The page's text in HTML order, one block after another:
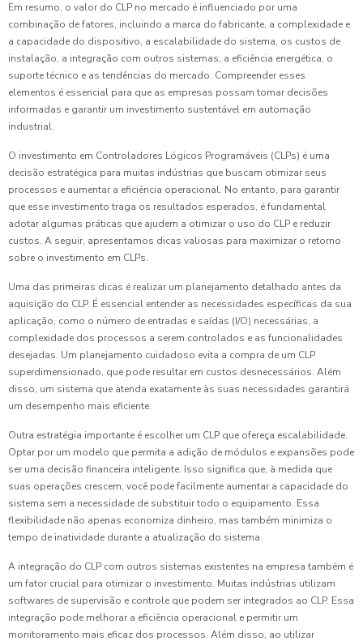
Em resumo, o valor do CLP no mercado é influenciado por uma
combinação de fatores, incluindo a marca do fabricante, a complexidade e
a capacidade do dispositivo, a escalabilidade do sistema, os custos de
instalação, a integração com outros sistemas, a eficiência energética, o
suporte técnico e as tendências do mercado. Compreender esses
elementos é essencial para que as empresas possam tomar decisões
informadas e garantir um investimento sustentável em automação
industrial.
O investimento em Controladores Lógicos Programáveis (CLPs) é uma
decisão estratégica para muitas indústrias que buscam otimizar seus
processos e aumentar a eficiência operacional. No entanto, para garantir
que esse investimento traga os resultados esperados, é fundamental
adotar algumas práticas que ajudem a otimizar o uso do CLP e reduzir
custos. A seguir, apresentamos dicas valiosas para maximizar o retorno
sobre o investimento em CLPs.
Uma das primeiras dicas é realizar um planejamento detalhado antes da
aquisição do CLP. É essencial entender as necessidades específicas da sua
aplicação, como o número de entradas e saídas (I/O) necessárias, a
complexidade dos processos a serem controlados e as funcionalidades
desejadas. Um planejamento cuidadoso evita a compra de um CLP
superdimensionado, que pode resultar em custos desnecessários. Além
disso, um sistema que atenda exatamente às suas necessidades garantirá
um desempenho mais eficiente.
Outra estratégia importante é escolher um CLP que ofereça escalabilidade.
Optar por um modelo que permita a adição de módulos e expansões pode
ser uma decisão financeira inteligente. Isso significa que, à medida que
suas operações crescem, você pode facilmente aumentar a capacidade do
sistema sem a necessidade de substituir todo o equipamento. Essa
flexibilidade não apenas economiza dinheiro, mas também minimiza o
tempo de inatividade durante a atualização do sistema.
A integração do CLP com outros sistemas existentes na empresa também é
um fator crucial para otimizar o investimento. Muitas indústrias utilizam
softwares de supervisão e controle que podem ser integrados ao CLP. Essa
integração pode melhorar a eficiência operacional e permitir um
monitoramento mais eficaz dos processos. Além disso, ao utilizar